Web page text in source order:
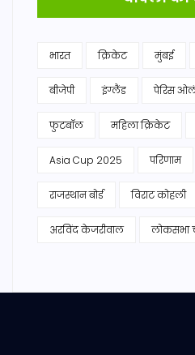
भारत क्रिकेट मुंबई
बीजेपी इंग्लैंड पेरिस
फुटबॉल महिला क्रिकेट
Asia Cup 2025 परिणाम
राजस्थान बोर्ड विराट कोहली
अरविंद केजरीवाल लोकसभा